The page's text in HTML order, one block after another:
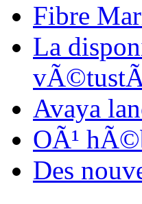
Fibre
La
Avaya
OÃ¹
Des